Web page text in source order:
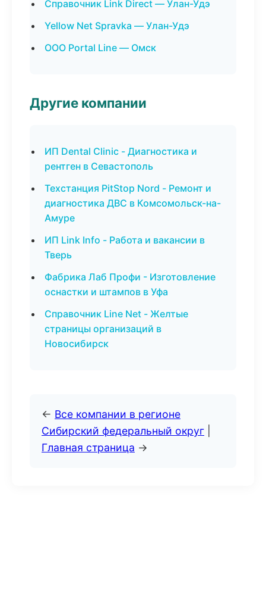
Справочник Link Direct — Улан-Удэ
Yellow Net Spravka — Улан-Удэ
ООО Portal Line — Омск
Другие компании
ИП Dental Clinic - Диагностика и
рентген в Севастополь
Техстанция PitStop Nord - Ремонт и
диагностика ДВС в Комсомольск-на-
Амуре
ИП Link Info - Работа и вакансии в
Тверь
Фабрика Лаб Профи - Изготовление
оснастки и штампов в Уфа
Справочник Line Net - Желтые
страницы организаций в
Новосибирск
← Все компании в регионе
Сибирский федеральный округ
Главная страница →